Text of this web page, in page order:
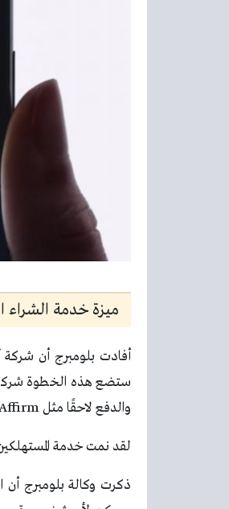
ميزة خدمة الشراء
ستضع هذه الخطوة شركة
والدفع لاحقًا مثل Affirm و Afterpay و Klarna.
لقد نمت خدمة المستهلكين